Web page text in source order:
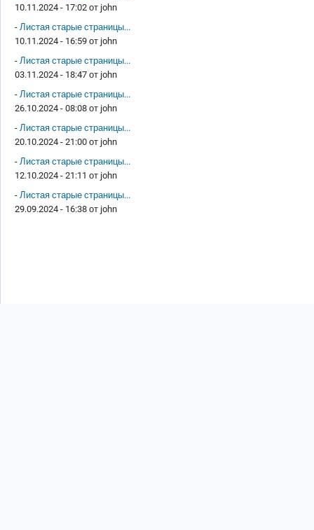
10.11.2024 - 17:02 от john
- Листая старые страницы...
10.11.2024 - 16:59 от john
- Листая старые страницы...
03.11.2024 - 18:47 от john
- Листая старые страницы...
26.10.2024 - 08:08 от john
- Листая старые страницы...
20.10.2024 - 21:00 от john
- Листая старые страницы...
12.10.2024 - 21:11 от john
- Листая старые страницы...
29.09.2024 - 16:38 от john